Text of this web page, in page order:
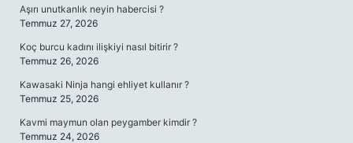
Aşırı unutkanlık neyin habercisi ?
Temmuz 27, 2026
Koç burcu kadını ilişkiyi nasıl bitirir ?
Temmuz 26, 2026
Kawasaki Ninja hangi ehliyet kullanır ?
Temmuz 25, 2026
Kavmi maymun olan peygamber kimdir ?
Temmuz 24, 2026